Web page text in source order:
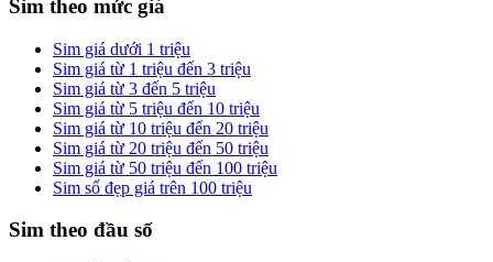
Sim theo mức giá
Sim giá dưới 1 triệu
Sim giá từ 1 triệu đến 3 triệu
Sim giá từ 3 đến 5 triệu
Sim giá từ 5 triệu đến 10 triệu
Sim giá từ 10 triệu đến 20 triệu
Sim giá từ 20 triệu đến 50 triệu
Sim giá từ 50 triệu đến 100 triệu
Sim số đẹp giá trên 100 triệu
Sim theo đầu số